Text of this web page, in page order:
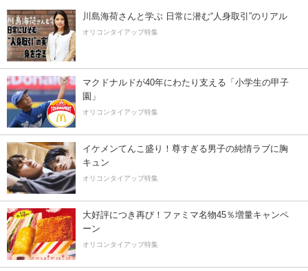
川島海荷さんと学ぶ 日常に潜む“人身取引”のリアル
オリコンタイアップ特集
マクドナルドが40年にわたり支える「小学生の甲子
園」
オリコンタイアップ特集
イケメンてんこ盛り！尊すぎる男子の純情ラブに胸
キュン
オリコンタイアップ特集
大好評につき再び！ファミマ名物45％増量キャンペ
ーン
オリコンタイアップ特集